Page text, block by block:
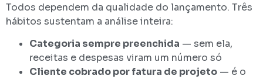
Todos dependem da qualidade do lançamento. Três
hábitos sustentam a análise inteira:
Categoria sempre preenchida — sem ela,
receitas e despesas viram um número só
Cliente cobrado por fatura de projeto — é o